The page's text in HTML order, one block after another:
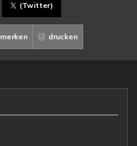
(Twitter)
merken drucken